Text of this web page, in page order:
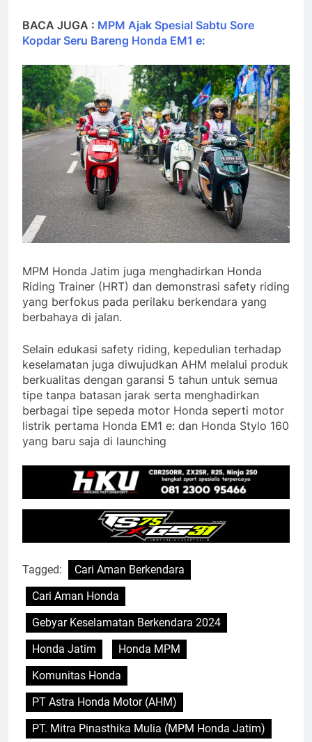
BACA JUGA : MPM Ajak Spesial Sabtu Sore
Kopdar Seru Bareng Honda EM1 e:
MPM Honda Jatim juga menghadirkan Honda
Riding Trainer (HRT) dan demonstrasi safety riding
yang berfokus pada perilaku berkendara yang
berbahaya di jalan.
Selain edukasi safety riding, kepedulian terhadap
keselamatan juga diwujudkan AHM melalui produk
berkualitas dengan garansi 5 tahun untuk semua
tipe tanpa batasan jarak serta menghadirkan
berbagai tipe sepeda motor Honda seperti motor
listrik pertama Honda EM1 e: dan Honda Stylo 160
yang baru saja di launching
Tagged:
Cari Aman Berkendara
Cari Aman Honda
Gebyar Keselamatan Berkendara 2024
Honda Jatim
Honda MPM
Komunitas Honda
PT Astra Honda Motor (AHM)
PT. Mitra Pinasthika Mulia (MPM Honda Jatim)